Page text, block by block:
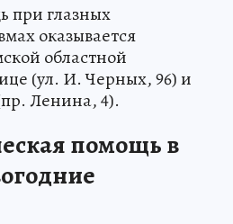
при глазных
оказывается
областной
(ул. И. Черных, 96) и
Ленина, 4).
помощь в